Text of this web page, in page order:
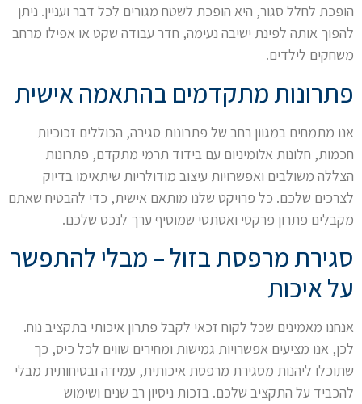
הופכת לחלל סגור, היא הופכת לשטח מגורים לכל דבר ועניין. ניתן
להפוך אותה לפינת ישיבה נעימה, חדר עבודה שקט או אפילו מרחב
משחקים לילדים.
פתרונות מתקדמים בהתאמה אישית
אנו מתמחים במגוון רחב של פתרונות סגירה, הכוללים זכוכיות
חכמות, חלונות אלומיניום עם בידוד תרמי מתקדם, פתרונות
הצללה משולבים ואפשרויות עיצוב מודולריות שיתאימו בדיוק
לצרכים שלכם. כל פרויקט שלנו מותאם אישית, כדי להבטיח שאתם
מקבלים פתרון פרקטי ואסתטי שמוסיף ערך לנכס שלכם.
סגירת מרפסת בזול – מבלי להתפשר
על איכות
אנחנו מאמינים שכל לקוח זכאי לקבל פתרון איכותי בתקציב נוח.
לכן, אנו מציעים אפשרויות גמישות ומחירים שווים לכל כיס, כך
שתוכלו ליהנות מסגירת מרפסת איכותית, עמידה ובטיחותית מבלי
להכביד על התקציב שלכם. בזכות ניסיון רב שנים ושימוש